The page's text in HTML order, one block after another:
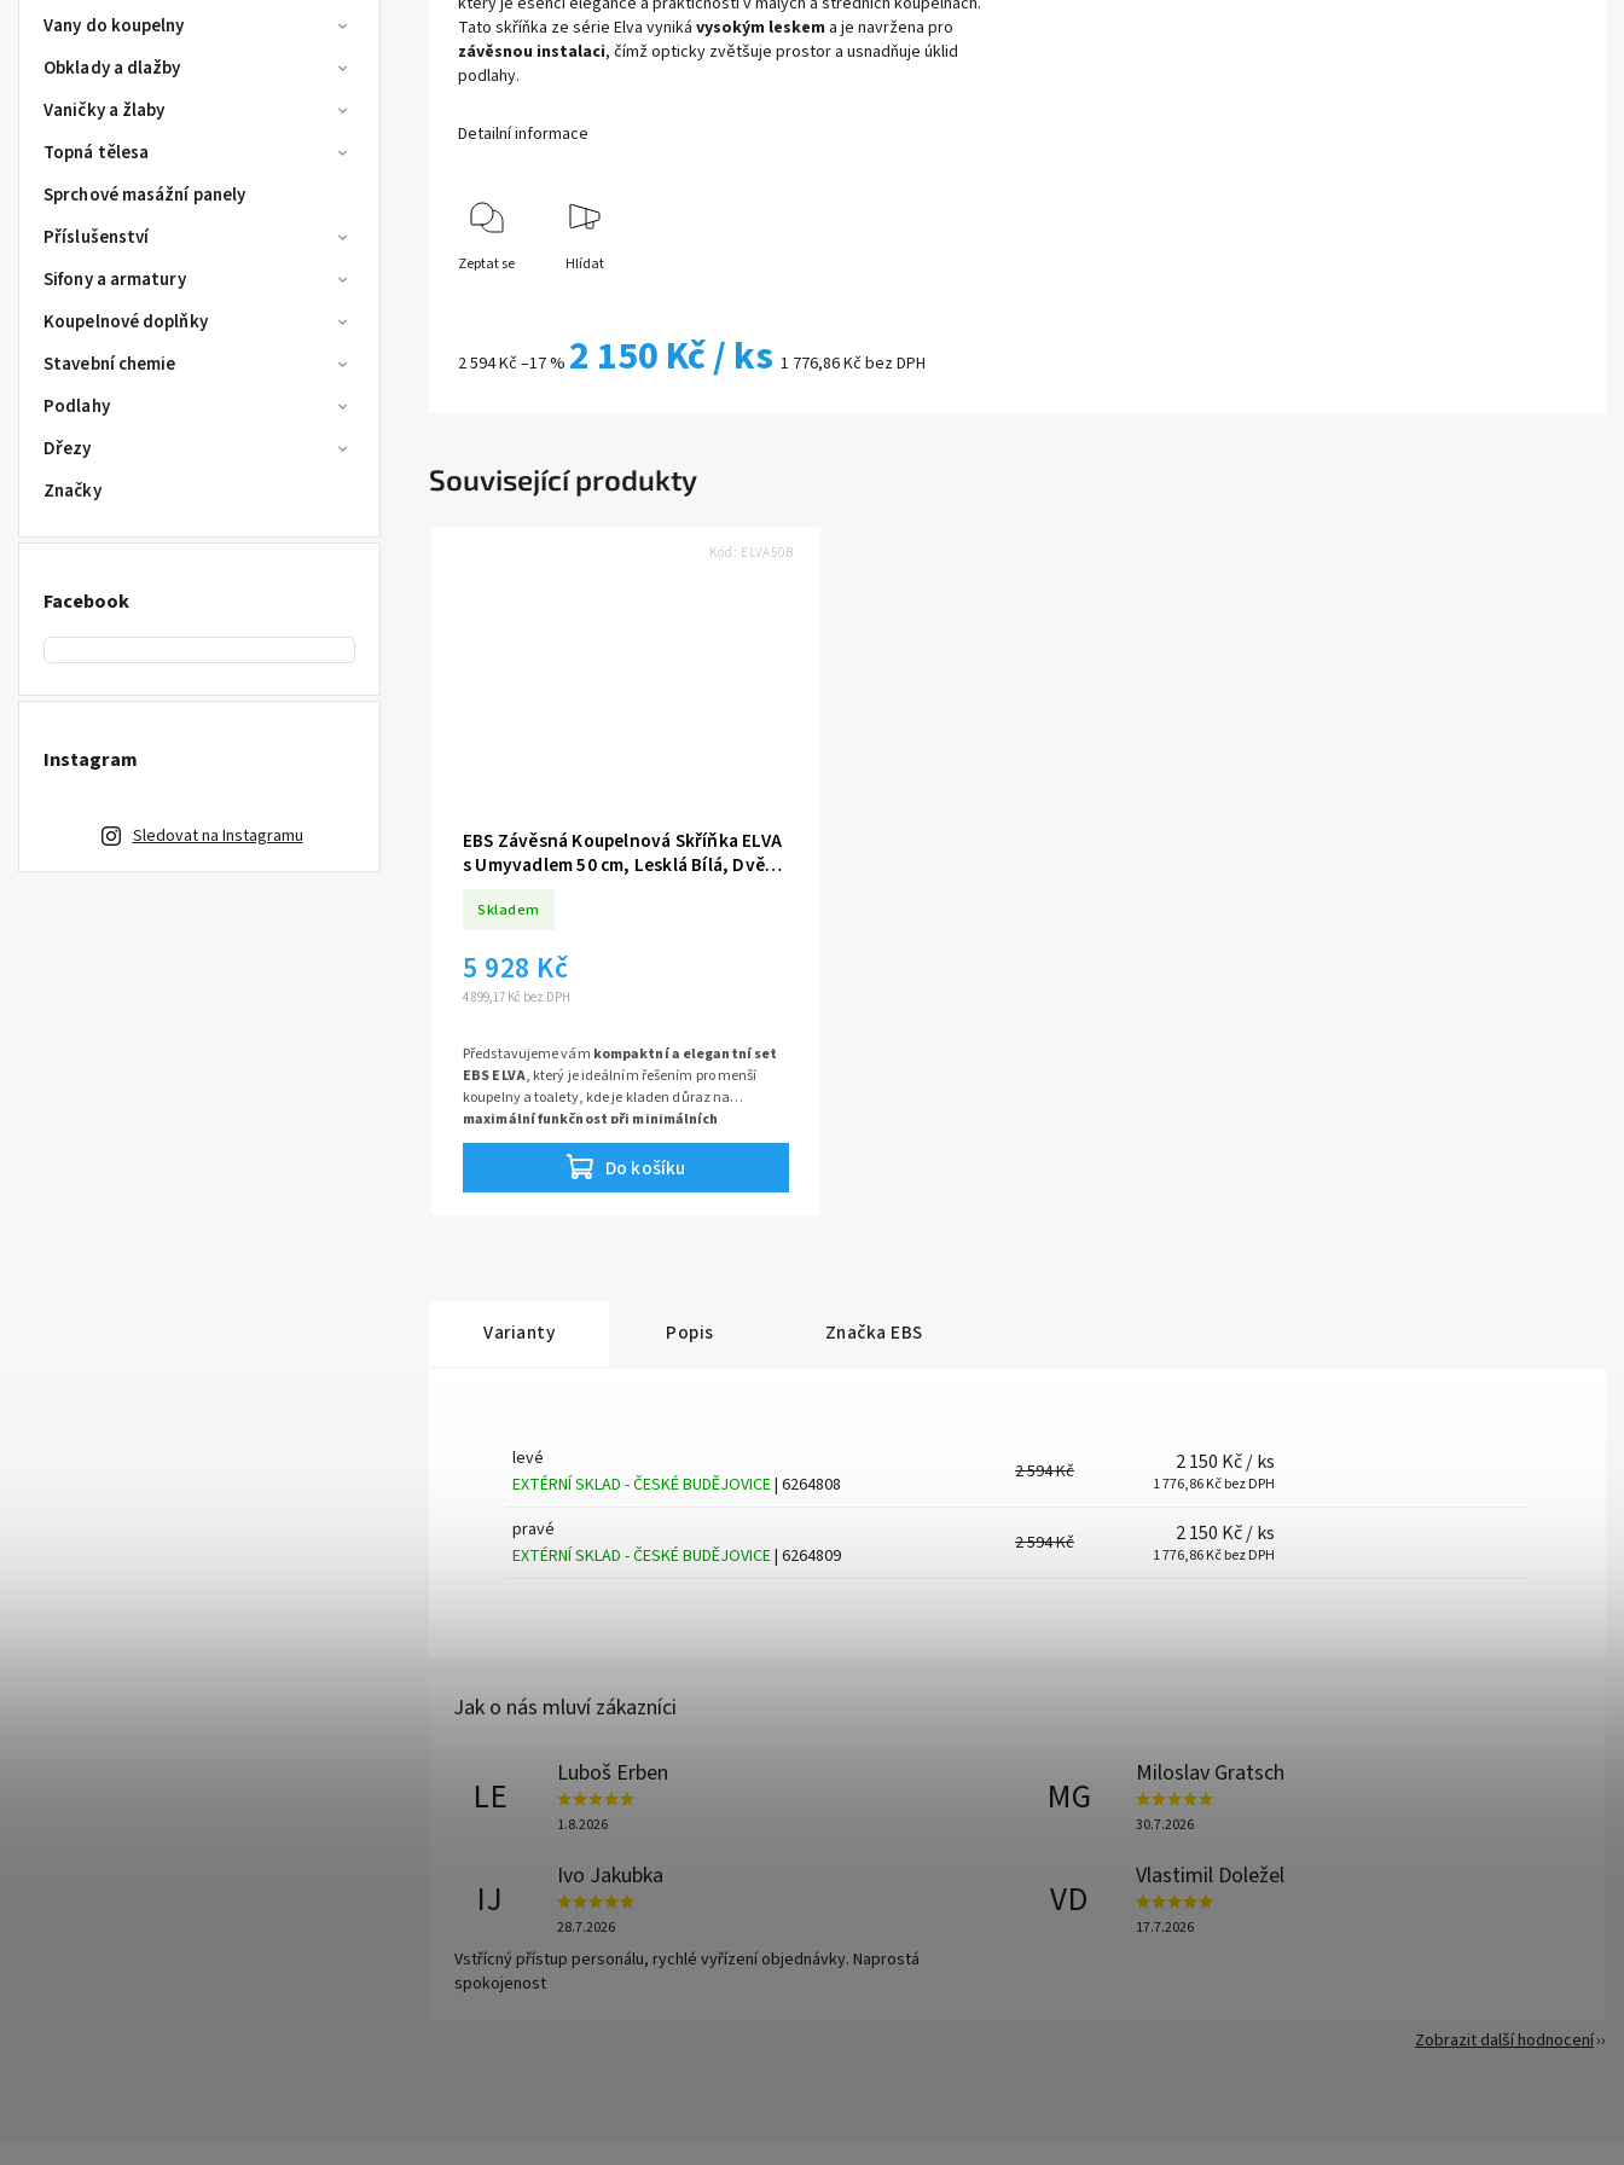
Vany do koupelny
Obklady a dlažby
Vaničky a žlaby
Topná tělesa
Sprchové masážní panely
Příslušenství
Sifony a armatury
Koupelnové doplňky
Stavební chemie
Podlahy
Dřezy
Značky
Facebook
Instagram
Sledovat na Instagramu
2 594 Kč–17 % 2 150 Kč/ ks 1 776,86 Kč bez DPH
Tato skříňka ze série Elva vyniká vysokým leskem a je navržena pro
závěsnou instalaci, čímž opticky zvětšuje prostor a usnadňuje úklid
podlahy.
Detailní informace
Zeptat se Hlídat
Související produkty
EBS Závěsná Koupelnová Skříňka ELVA
s Umyvadlem 50 cm, Lesklá Bílá, Dvě
Kód ELVA50B
Skladem
4 899,17 Kč bez DPH
5 928 Kč
Do košíku
Představujeme vám kompaktní a elegantní set
EBS ELVA, který je ideálním řešením pro menší
koupelny a toalety, kde je kladen důraz na
maximální funkčnost při minimálních
rozměrech. Tato závěsná skříňka o šířce pouhých
v provedenílesklá bíláje dodávána včetně
keramického umyvadla a reprezentuje
Kód: ELVA50B
Varianty Popis Značka EBS
levé
EXTÉRNÍ SKLAD - ČESKÉ BUDĚJOVICE| 6264808
2 594 Kč 2 150 Kč/ ks
1 776,86 Kč bez DPH
pravé
EXTÉRNÍ SKLAD - ČESKÉ BUDĚJOVICE| 6264809
2 594 Kč 2 150 Kč/ ks
1 776,86 Kč bez DPH
LE
Luboš Erben
1.8.2026
MG
Miloslav Gratsch
30.7.2026
IJ
Ivo Jakubka
28.7.2026
Vstřícný přístup personálu, rychlé vyřízení objednávky. Naprostá
spokojenost
VD
Vlastimil Doležel
17.7.2026
Zobrazit další hodnocení